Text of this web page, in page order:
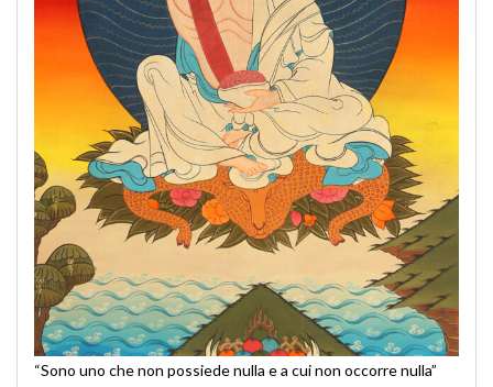
“Sono uno che non possiede nulla e a cui non occorre nulla”